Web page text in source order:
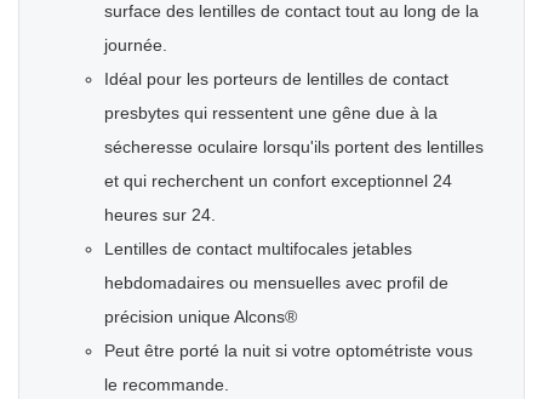
surface des lentilles de contact tout au long de la
journée.
Idéal pour les porteurs de lentilles de contact
presbytes qui ressentent une gêne due à la
sécheresse oculaire lorsqu'ils portent des lentilles
et qui recherchent un confort exceptionnel 24
heures sur 24.
Lentilles de contact multifocales jetables
hebdomadaires ou mensuelles avec profil de
précision unique Alcons®
Peut être porté la nuit si votre optométriste vous
le recommande.